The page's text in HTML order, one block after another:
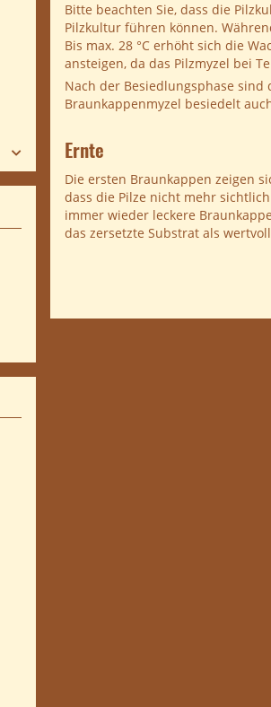
Bitte beachten Sie, dass die
Pilzkultur führen können.
Bis max. 28 °C erhöht sich die
ansteigen, da das Pilzmyzel bei
Nach der Besiedlungsphase
Braunkappenmyzel besiedelt
Ernte
Die ersten Braunkappen zeigen
dass die Pilze nicht mehr
immer wieder leckere
das zersetzte Substrat als